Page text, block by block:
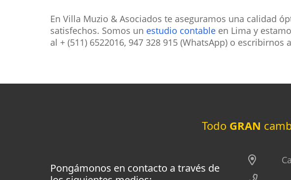
En Villa Muzio & Asociados te aseguramos una calidad
satisfechos. Somos un estudio contable en Lima y
al + (511) 6522016, 947 328 915 (WhatsApp) o escribirnos
Todo GRAN
Pongámonos en contacto a través de